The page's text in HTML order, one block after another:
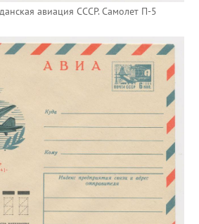
авиация СССР. Самолет П-5